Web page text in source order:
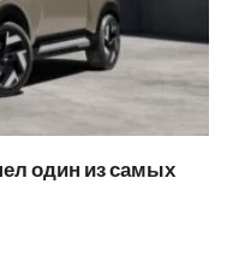
один из самых